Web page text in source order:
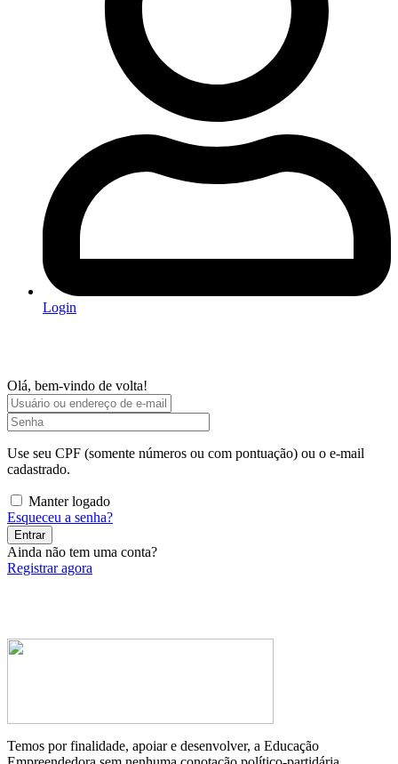
Login
Olá, bem-vindo de volta!
Use seu CPF (somente números ou com pontuação) ou o e-mail
cadastrado.
Manter logado
Esqueceu a senha?
Entrar
Ainda não tem uma conta?
Registrar agora
Temos por finalidade, apoiar e desenvolver, a Educação